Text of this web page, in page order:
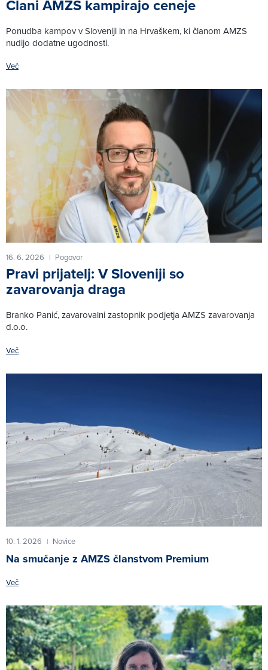
Člani AMZS kampirajo ceneje
Ponudba kampov v Sloveniji in na Hrvaškem, ki članom AMZS
nudijo dodatne ugodnosti.
Več
16. 6. 2026 | Pogovor
Pravi prijatelj: V Sloveniji so
zavarovanja draga
Branko Panić, zavarovalni zastopnik podjetja AMZS zavarovanja
d.o.o.
Več
10. 1. 2026 | Novice
Na smučanje z AMZS članstvom Premium
Več